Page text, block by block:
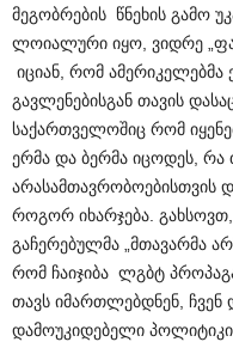
მეგობრების წნეხის გამო
ლოიალური იყო, ვიდრე
იციან, რომ ამერიკელებმა
გავლენებისგან თავის
საქართველოშიც რომ
ერმა და ბერმა იცოდეს, რა
არასამთავრობოებისთვის
როგორ იხარჯება.
გაჩერებულმა „მთავარმა
რომ ჩაიჯიბა ლგბტ
თავს იმართლებდნენ,
დამოუკიდებელი